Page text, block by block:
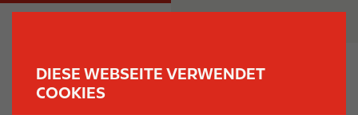
DIESE WEBSEITE VERWENDET
COOKIES
M